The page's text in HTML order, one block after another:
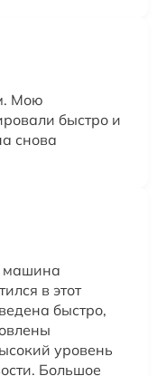
Мою
быстро и
снова
машина
в этот
быстро,
уровень
Большое